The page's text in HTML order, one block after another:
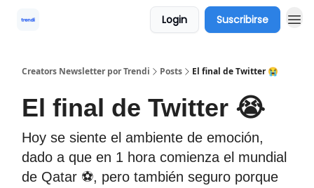
Login Suscribirse
Creators Newsletter por Trendi Posts El final de Twitter 😭
El final de Twitter 😭
Hoy se siente el ambiente de emoción,
dado a que en 1 hora comienza el mundial
de Qatar ⚽, pero también seguro porque